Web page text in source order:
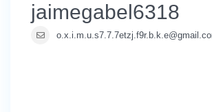
jaimegabel6318